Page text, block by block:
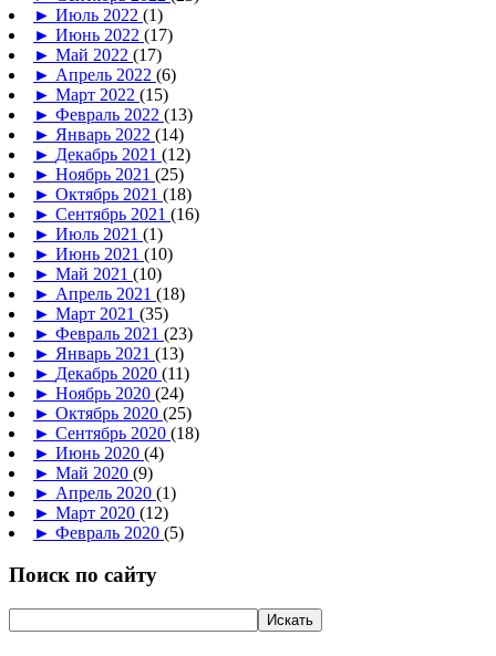
► Июль 2022 (1)
► Июнь 2022 (17)
► Май 2022 (17)
► Апрель 2022 (6)
► Март 2022 (15)
► Февраль 2022 (13)
► Январь 2022 (14)
► Декабрь 2021 (12)
► Ноябрь 2021 (25)
► Октябрь 2021 (18)
► Сентябрь 2021 (16)
► Июль 2021 (1)
► Июнь 2021 (10)
► Май 2021 (10)
► Апрель 2021 (18)
► Март 2021 (35)
► Февраль 2021 (23)
► Январь 2021 (13)
► Декабрь 2020 (11)
► Ноябрь 2020 (24)
► Октябрь 2020 (25)
► Сентябрь 2020 (18)
► Июнь 2020 (4)
► Май 2020 (9)
► Апрель 2020 (1)
► Март 2020 (12)
► Февраль 2020 (5)
Поиск по сайту